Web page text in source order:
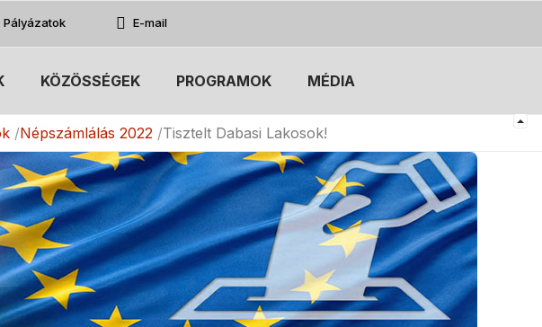
Pályázatok E-mail
KÖZÖSSÉGEK PROGRAMOK MÉDIA
Népszámlálás 2022 Tisztelt Dabasi Lakosok!